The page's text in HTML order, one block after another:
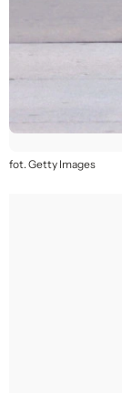
fot. Getty Images